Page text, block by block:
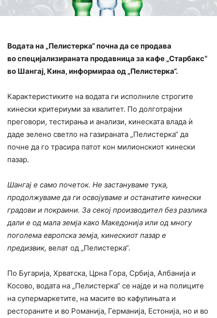
Водата на „Пелистерка“ почна да се продава
во специјализираната продавница за кафе „Старбакс“
во Шангај, Кина, информираа од „Пелистерка“.
Карактеристиките на водата ги исполниле строгите
кинески критериуми за квалитет. По долготрајни
преговори, тестирања и анализи, кинеската влада ѝ
даде зелено светло на газираната „Пелистерка“ да
почне да го трасира патот кон милионскиот кинески
пазар.
Шангај е само почеток. Не застануваме тука,
продолжуваме да ги освојуваме и останатите кинески
градови и покраини. За секој производител без разлика
дали е од мала земја како Македонија или од многу
поголема европска земја, кинескиот пазар е
предизвик, велат од „Пелистерка“.
По Бугарија, Хрватска, Црна Гора, Србија, Албанија и
Косово, водата на „Пелистерка“ се најде и на полиците
на супермаркетите, на масите во кафулињата и
рестораните и во Романија, Гермaнија, Естонија, но и во